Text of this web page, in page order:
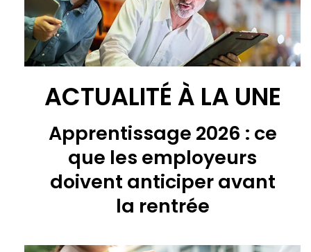
ACTUALITÉ À LA UNE
Apprentissage 2026 : ce
que les employeurs
doivent anticiper avant
la rentrée